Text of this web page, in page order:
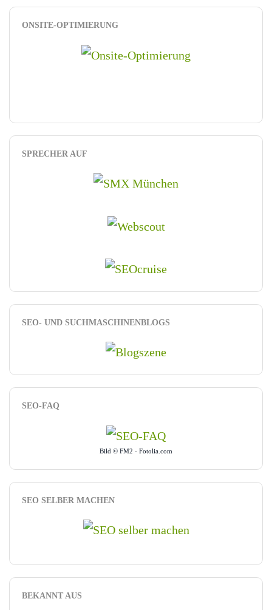
ONSITE-OPTIMIERUNG
SPRECHER AUF
SEO- UND SUCHMASCHINENBLOGS
SEO-FAQ
Bild © FM2 - Fotolia.com
SEO SELBER MACHEN
BEKANNT AUS